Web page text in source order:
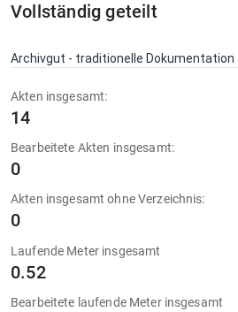
Vollständig geteilt
Archivgut - traditionelle Dokumentation
Akten insgesamt:
14
Bearbeitete Akten insgesamt:
0
Akten insgesamt ohne Verzeichnis:
0
Laufende Meter insgesamt
0.52
Bearbeitete laufende Meter insgesamt